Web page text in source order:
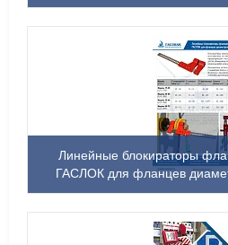
Линейные блокираторы
ГАСЛОК для фланцев